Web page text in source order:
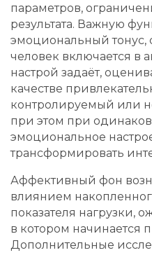
параметров,
результата. Важную
эмоциональный тонус,
человек включается в
настрой задаёт,
качестве
контролируемый или
при этом при
эмоциональное
трансформировать
Аффективный фон
влиянием
показателя нагрузки,
в котором начинается
Дополнительные